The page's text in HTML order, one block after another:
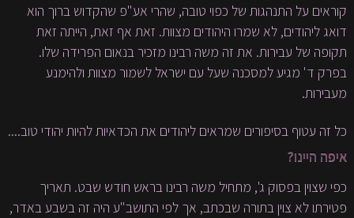
קוראים על התנהגות של כפוי טובה, שהרי אע"פ שהקדוש ברוך הוא
דואג ליהודים, לא שמרו היהודים מצוות. זאת אף זאת, הייתה זאת
תקופה של עבירות. את זה משה רבינו מזכיר בנאום הפרידה שלו.
בפרק ד' מגיע למסכנה שעל עם ישראל לשמור מצוות ולהימנע
מעבירות.
כל זה עטוף בסיפורים שמראים ליהודים את הכדאיות להיות יהודי טוב....
איפה היינו?
כפי שצוין בפסוק ג', מתחיל משה רבינו בראש חודש שבט. תאריך
פטירתו לא צוין בתורה שבכתב, אך לפי התושב"ע היה זה בשבע באדר,